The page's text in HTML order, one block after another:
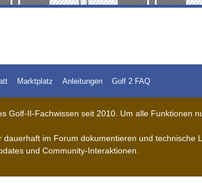
Marktplatz Anleitungen Golf 2 FAQ
Golf-II-Fachwissen seit 2010. Um alle Funktionen
im Forum dokumentieren und
und Community-Interaktionen.